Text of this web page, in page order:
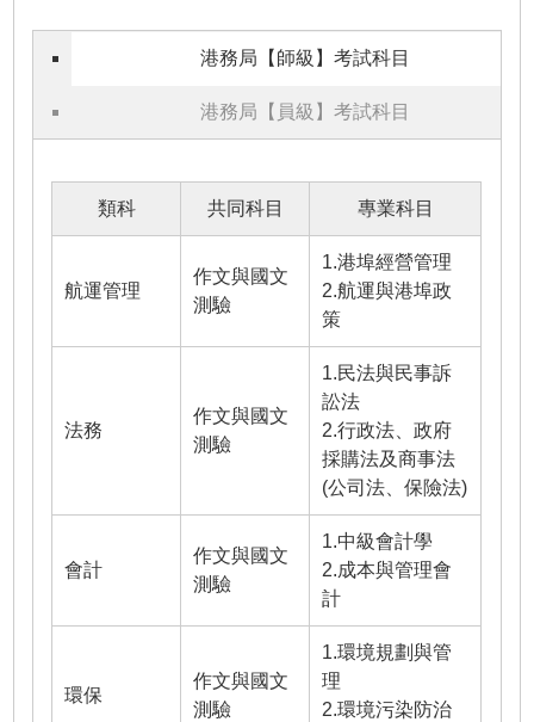
港務局【師級】考試科目
港務局【員級】考試科目
類科 共同科目 專業科目
航運管理
作文與國文
測驗
1.港埠經營管理
2.航運與港埠政
策
法務
作文與國文
測驗
1.民法與民事訴
訟法
2.行政法、政府
採購法及商事法
(公司法、保險法)
會計
作文與國文
測驗
1.中級會計學
2.成本與管理會
計
環保
作文與國文
測驗
1.環境規劃與管
理
2.環境污染防治